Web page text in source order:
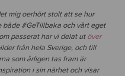
mig oerhört stolt att se hur
#GeTillbaka och vårt eget
passerat har vi delat utöver
från hela Sverige, och till
som årligen tas fram är
i sin närhet och visar